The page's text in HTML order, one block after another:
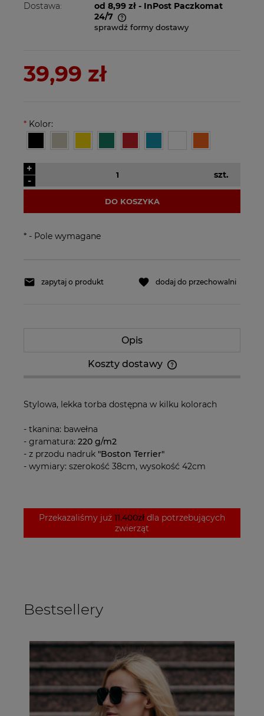
Dostawa:
od 8,99 zł - InPost Paczkomat
24/7
Cena nie zawiera ewentualnych kosztów
sprawdź formy dostawy
39,99 zł
* Kolor:
-
+
szt.
DO KOSZYKA
* - Pole wymagane
zapytaj o produkt dodaj do przechowalni
Opis
Koszty dostawy
Stylowa, lekka torba dostępna w kilku kolorach
- tkanina: bawełna
- gramatura: 220 g/m2
- z przodu nadruk "Boston Terrier"
- wymiary: szerokość 38cm, wysokość 42cm
Przekazaliśmy już 11.400zł dla potrzebujących
zwierząt
Bestsellery